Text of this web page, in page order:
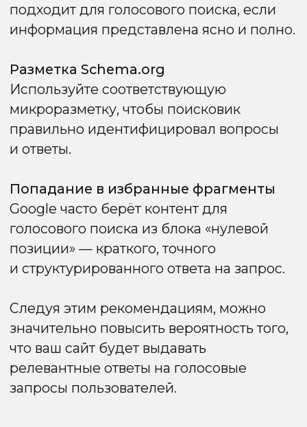
упоминаниями.
Возраст и история сайта-донорa:
ресурсам с положительной репутацией.
Разнообразие ссылок:сочетание
гостевых публикаций, крауд-маркетинга,
медийных упоминаний и естественных
ссылок повышает доверие поисковика.
и некачественных ссылок помогает
избежать штрафов и сохраняет рост
Сильный и естественный ссылочный
в Google, но и повышает доверие к сайту
Мобильная адаптация
Сегодня Google использует mobile-first
и ранжирует в первую очередь именно
мобильную версию сайта. Это значит, что